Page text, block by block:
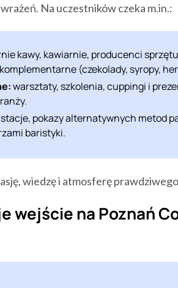
Na uczestników czeka m.in.:
kawy, kawiarnie, producenci
(czekolady, syropy,
warsztaty, szkolenia, cuppingi i
pokazy alternatywnych metod
baristyki.
wiedzę i atmosferę
wejście na Poznań